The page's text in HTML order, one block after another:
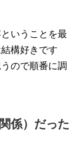
いうことを最
構好きです
ので順番に調
係）だった